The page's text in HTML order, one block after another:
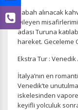
Sabah alınacak
Dileyen
adası Turuna
hareket. Geceleme
Ekstra Tur : Venedik
İtalya’nın en
Venedik’te
iskelesinden
keyifli yolculuk